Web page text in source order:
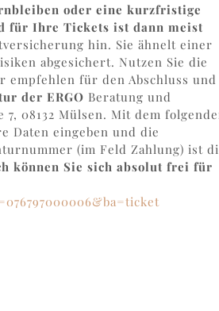
oder eine kurzfristige
für Ihre Tickets ist dann meist
hin. Sie ähnelt einer
abgesichert. Nutzen Sie die
empfehlen für den Abschluss und
der ERGO Beratung und
7, 08132 Mülsen. Mit dem
Daten eingeben und die
(im Feld Zahlung) ist
können Sie sich absolut frei für